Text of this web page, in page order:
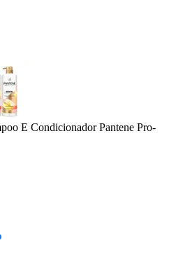
E Condicionador Pantene Pro-